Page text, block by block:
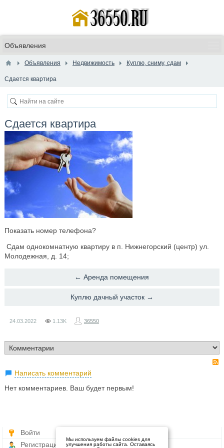
Объявления Недвижимость Куплю, сниму, сдам
Сдается квартира
Сдается квартира
Показать номер телефона?
Сдам однокомнатную квартиру в п. Нижнегорский (центр) ул.
Молодежная, д. 14;
← ​Аренда помещения
Куплю дачный участок →
24.03.2022 1.13K 36550
Написать комментарий
Нет комментариев. Ваш будет первым!
Войти
Регистрация
Мы используем файлы cookies для
улучшения работы сайта. Оставаясь